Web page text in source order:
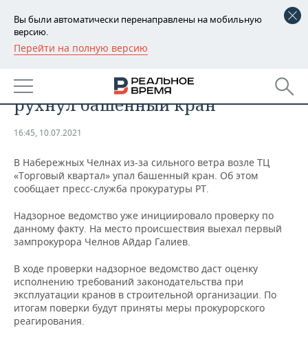
Вы были автоматически перенаправлены на мобильную
версию.
Перейти на полную версию
РЕГИОНЫ
БАШКОРТОСТАН
ТАТАРСТАН
НОВОСТИ
АНАЛИТИКА
ДЕКЛАРАЦИИ О ДОХОДАХ
ВУЗЫ ТАТАРСТАНА
КОМУ ПРИНАДЛЕЖАТ
ТОРГОВЫЕ ЦЕНТРЫ
ТАТАРСТАНА
НОВОСТИ ЭКОНОМИКИ
БАНКИ
БЮДЖЕТ
ИНВЕСТИЦИИ
ПРОМЫШЛЕННОСТЬ
ПРОМЫШЛЕННОСТИ
АГРОПРОМ
МАШИНОСТРОЕНИЕ
НЕФТЕХИМИЯ
НОВОСТИ НЕДВИЖИМОСТИ
АВТО
НОВОСТИ АВТО
БИЗНЕС
НОВОСТИ БИЗНЕСА
ТЕХНОЛОГИИ
В Челнах из-за сильного ветра
рухнул башенный кран
16:45, 10.07.2021
В Набережных Челнах из-за сильного ветра возле ТЦ
«Торговый квартал» упал башенный кран. Об этом
сообщает пресс-служба прокуратуры РТ.
Надзорное ведомство уже инициировало проверку по
данному факту. На место происшествия выехал первый
зампрокурора Челнов Айдар Галиев.
В ходе проверки надзорное ведомство даст оценку
исполнению требований законодательства при
эксплуатации кранов в строительной организации. По
итогам поверки будут приняты меры прокурорского
реагирования.